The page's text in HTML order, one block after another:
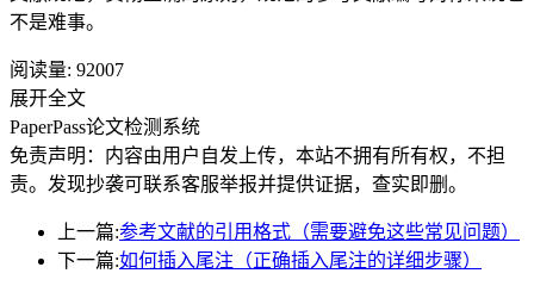
不是难事。
阅读量: 92007
展开全文
PaperPass论文检测系统
免责声明：内容由用户自发上传，本站不拥有所有权，不担
责。发现抄袭可联系客服举报并提供证据，查实即删。
上一篇:参考文献的引用格式（需要避免这些常见问题）
下一篇:如何插入尾注（正确插入尾注的详细步骤）